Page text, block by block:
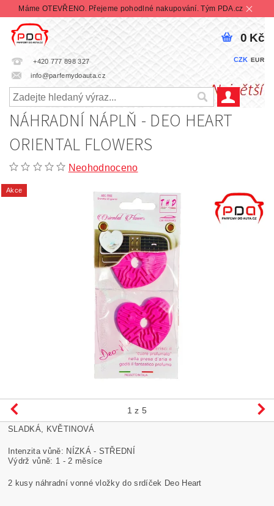
Máme OTEVŘENO. Přejeme pohodlné nakupování. Tým PDA.cz
+420 777 898 327
info@parfemydoauta.cz
CZK EUR
0 Kč
NÁHRADNÍ NÁPLŇ - DEO HEART
ORIENTAL FLOWERS
Neohodnoceno
Akce
1 z 5
SLADKÁ, KVĚTINOVÁ
Intenzita vůně: NÍZKÁ - STŘEDNÍ
Výdrž vůně: 1 - 2 měsíce
2 kusy náhradní vonné vložky do srdíček Deo Heart